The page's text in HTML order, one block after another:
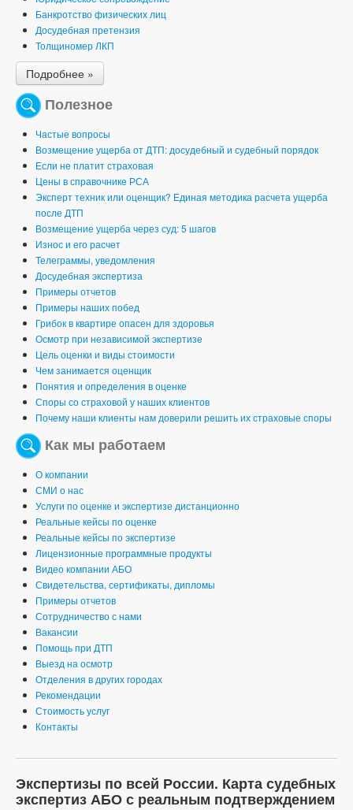
Банкротство физических лиц
Досудебная претензия
Толщиномер ЛКП
Подробнее »
Полезное
Частые вопросы
Возмещение ущерба от ДТП: досудебный и судебный порядок
Если не платит страховая
Цены в справочнике РСА
Эксперт техник или оценщик? Единая методика расчета ущерба
после ДТП
Возмещение ущерба через суд: 5 шагов
Износ и его расчет
Телеграммы, уведомления
Досудебная экспертиза
Примеры отчетов
Примеры наших побед
Грибок в квартире опасен для здоровья
Осмотр при независимой экспертизе
Цель оценки и виды стоимости
Чем занимается оценщик
Понятия и определения в оценке
Споры со страховой у наших клиентов
Почему наши клиенты нам доверили решить их страховые споры
Как мы работаем
О компании
СМИ о нас
Услуги по оценке и экспертизе дистанционно
Реальные кейсы по оценке
Реальные кейсы по экспертизе
Лицензионные программные продукты
Видео компании АБО
Свидетельства, сертификаты, дипломы
Примеры отчетов
Сотрудничество с нами
Вакансии
Помощь при ДТП
Выезд на осмотр
Отделения в других городах
Рекомендации
Стоимость услуг
Контакты
Экспертизы по всей России. Карта судебных
экспертиз АБО с реальным подтверждением